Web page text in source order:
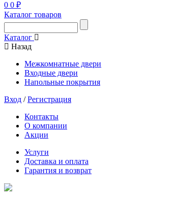
0 0 ₽
Каталог товаров
Каталог
Назад
Межкомнатные двери
Входные двери
Напольные покрытия
Вход /Регистрация
Контакты
О компании
Акции
Услуги
Доставка и оплата
Гарантия и возврат